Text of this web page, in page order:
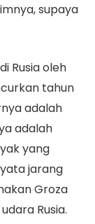
supaya
Rusia oleh
tahun
adalah
adalah
yang
jarang
Groza
Rusia.